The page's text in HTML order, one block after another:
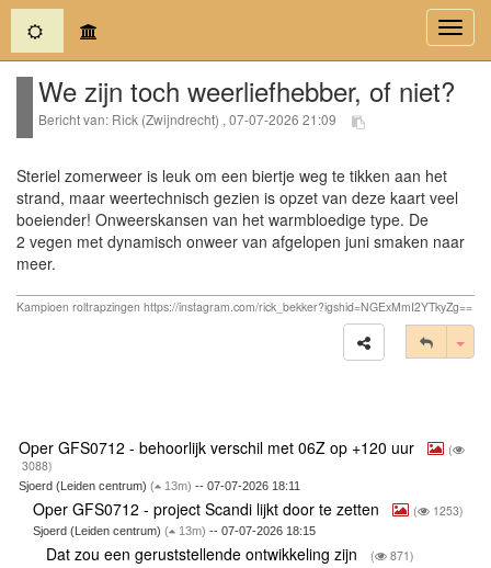
(current)
We zijn toch weerliefhebber, of niet?
Bericht van: Rick (Zwijndrecht) , 07-07-2026 21:09
Steriel zomerweer is leuk om een biertje weg te tikken aan het
strand, maar weertechnisch gezien is opzet van deze kaart veel
boeiender! Onweerskansen van het warmbloedige type. De
2 vegen met dynamisch onweer van afgelopen juni smaken naar
meer.
Kampioen roltrapzingen https://instagram.com/rick_bekker?igshid=NGExMmI2YTkyZg==
Oper GFS0712 - behoorlijk verschil met 06Z op +120 uur
(
3088)
Sjoerd (Leiden centrum) ( 13m) -- 07-07-2026 18:11
Oper GFS0712 - project Scandi lijkt door te zetten ( 1253)
Sjoerd (Leiden centrum) ( 13m) -- 07-07-2026 18:15
Dat zou een geruststellende ontwikkeling zijn ( 871)